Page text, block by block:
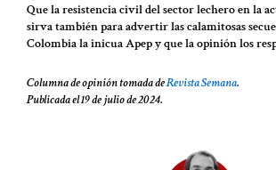
Que la resistencia civil del sector lechero en la
sirva también para advertir las calamitosas
Colombia la inicua Apep y que la opinión los
Columna de opinión tomada deRevista Semana.
Publicada el 19 de julio de 2024.